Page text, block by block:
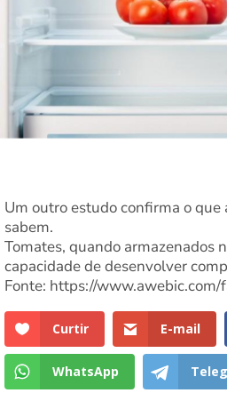
Um outro estudo confirma o que
sabem.
Tomates, quando armazenados
capacidade de desenvolver
Fonte: https://
Curtir E-mail
WhatsApp